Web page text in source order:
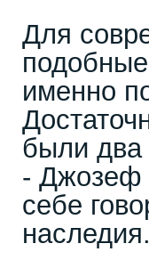
Для
именно
были два
- Джозеф
себе
наследия.